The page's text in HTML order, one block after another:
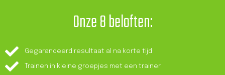
Onze 8 beloften:
Gegarandeerd resultaat al na korte tijd
Trainen in kleine groepjes met een trainer